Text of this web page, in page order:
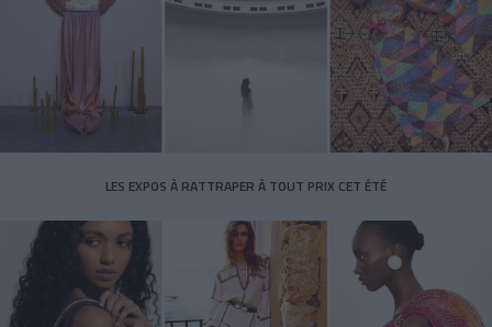
LES EXPOS À RATTRAPER À TOUT PRIX CET ÉTÉ